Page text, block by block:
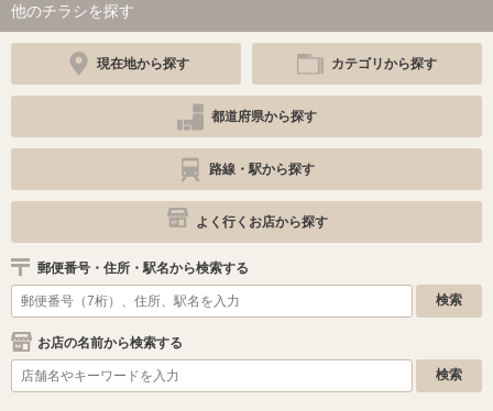
他のチラシを探す
現在地から探す カテゴリから探す
都道府県から探す
路線・駅から探す
よく行くお店から探す
郵便番号・住所・駅名から検索する
お店の名前から検索する